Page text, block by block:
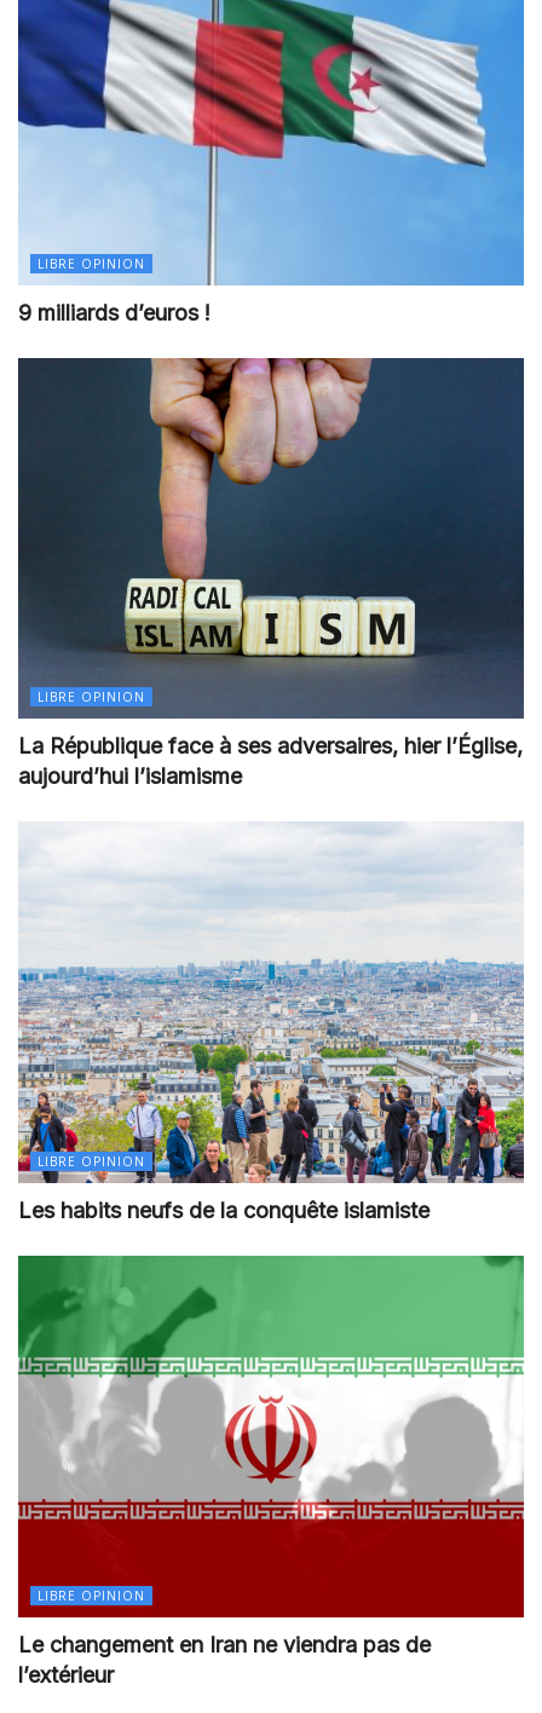
LIBRE OPINION
9 milliards d’euros !
LIBRE OPINION
La République face à ses adversaires, hier l’Église,
aujourd’hui l’islamisme
LIBRE OPINION
Les habits neufs de la conquête islamiste
LIBRE OPINION
Le changement en Iran ne viendra pas de
l’extérieur